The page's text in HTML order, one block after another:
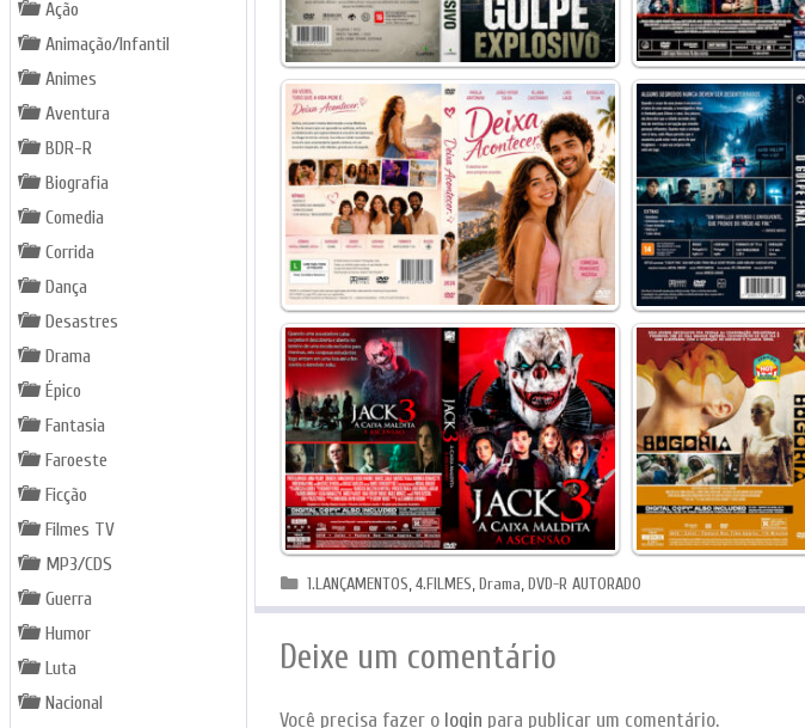
Categorias
1.LANÇAMENTOS,4.FILMES,Drama,DVD-R AUTORADO
Deixe um comentário
Você precisa fazer o login para publicar um comentário.
Ação
Animação/Infantil
Animes
Aventura
BDR-R
Biografia
Comedia
Corrida
Dança
Desastres
Drama
Épico
Fantasia
Faroeste
Ficção
Filmes TV
MP3/CDS
Guerra
Humor
Luta
Nacional